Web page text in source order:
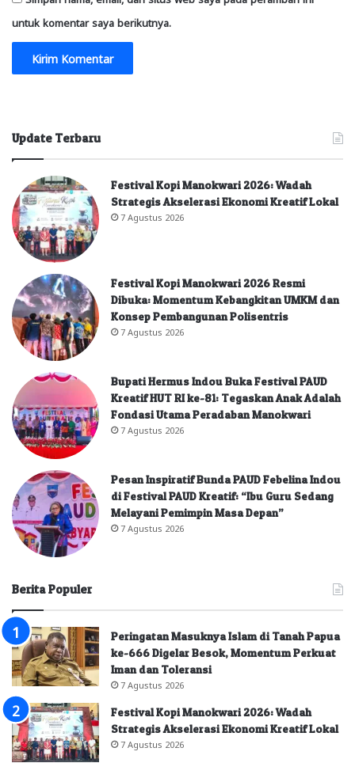
untuk komentar saya berikutnya.
Update Terbaru
Festival Kopi Manokwari 2026: Wadah
Strategis Akselerasi Ekonomi Kreatif Lokal
7 Agustus 2026
Festival Kopi Manokwari 2026 Resmi
Dibuka: Momentum Kebangkitan UMKM dan
Konsep Pembangunan Polisentris
7 Agustus 2026
Bupati Hermus Indou Buka Festival PAUD
Kreatif HUT RI ke-81: Tegaskan Anak Adalah
Fondasi Utama Peradaban Manokwari
7 Agustus 2026
Pesan Inspiratif Bunda PAUD Febelina Indou
di Festival PAUD Kreatif: “Ibu Guru Sedang
Melayani Pemimpin Masa Depan”
7 Agustus 2026
Berita Populer
Peringatan Masuknya Islam di Tanah Papua
ke-666 Digelar Besok, Momentum Perkuat
Iman dan Toleransi
7 Agustus 2026
Festival Kopi Manokwari 2026: Wadah
Strategis Akselerasi Ekonomi Kreatif Lokal
7 Agustus 2026